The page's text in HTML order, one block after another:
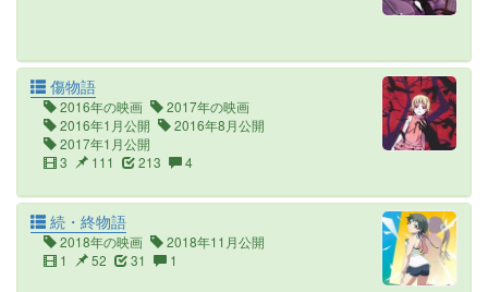
傷物語
2016年の映画
2017年の映画
2016年1月公開
2016年8月公開
2017年1月公開
3
111 213 4
続・終物語
2018年の映画
2018年11月公開
1
52 31 1